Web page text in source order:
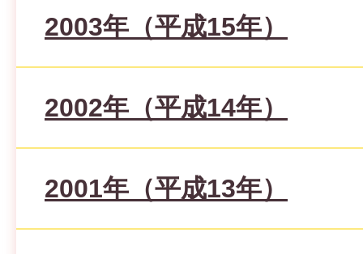
2003年（平成15年）
2002年（平成14年）
2001年（平成13年）